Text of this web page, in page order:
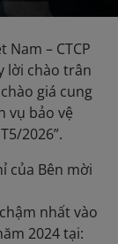
– CTCP
lời chào trân
giá cung
vụ bảo vệ
2026”.
của Bên mời
nhất vào
2024 tại: